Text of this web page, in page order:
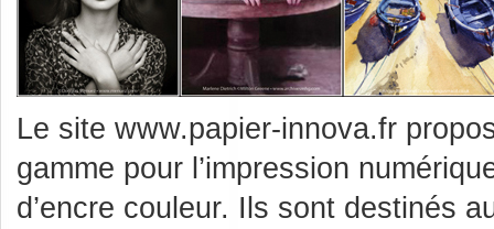
Le site www.papier-innova.fr
gamme pour l’impression
d’encre couleur. Ils sont destinés